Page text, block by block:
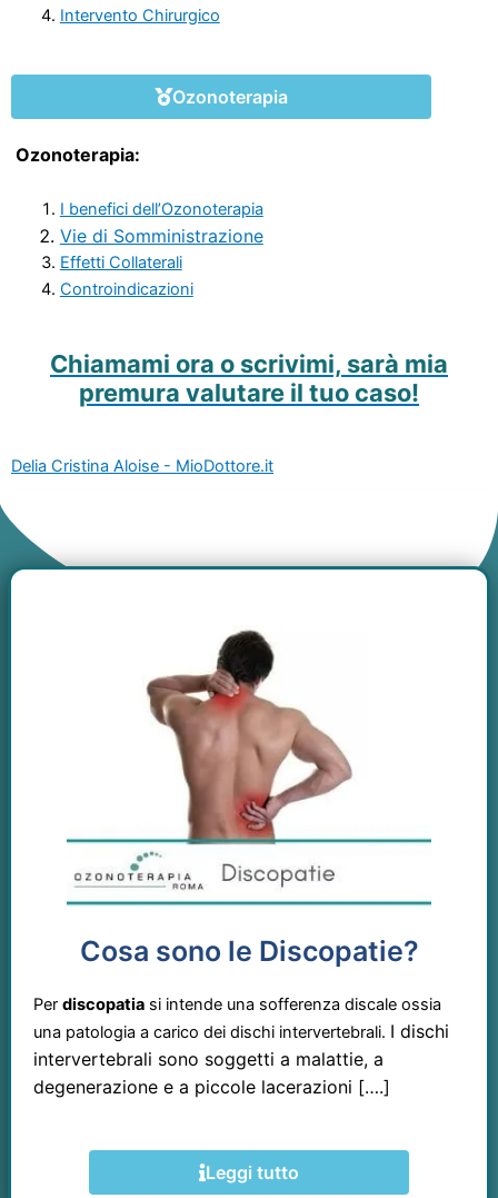
Intervento Chirurgico
Ozonoterapia
Ozonoterapia:
I benefici dell’Ozonoterapia
Vie di Somministrazione
Effetti Collaterali
Controindicazioni
Chiamami ora o scrivimi, sarà mia
premura valutare il tuo caso!
Delia Cristina Aloise - MioDottore.it
Cosa sono le Discopatie?
Per discopatia si intende una sofferenza discale ossia
una patologia a carico dei dischi intervertebrali. I dischi
intervertebrali sono soggetti a malattie, a
degenerazione e a piccole lacerazioni [….]
Leggi tutto